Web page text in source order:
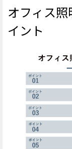
オフィス
イント